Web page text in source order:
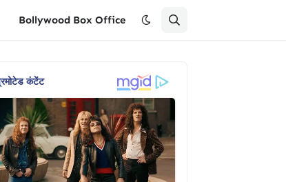
Bollywood Box Office